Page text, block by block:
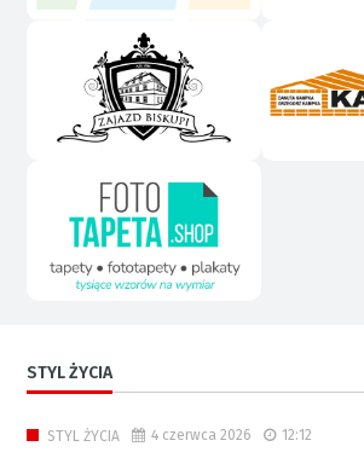
STYL ŻYCIA
STYL ŻYCIA 4 czerwca 2026 12:12